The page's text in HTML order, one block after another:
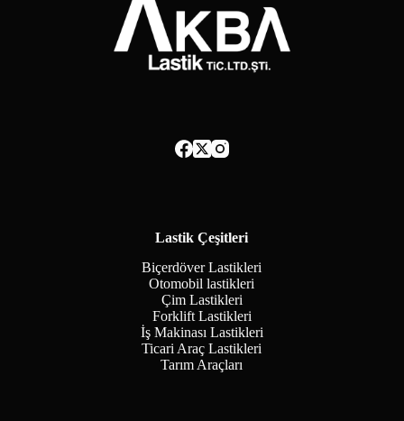
Lastik Çeşitleri
Biçerdöver Lastikleri
Otomobil lastikleri
Çim Lastikleri
Forklift Lastikleri
İş Makinası Lastikleri
Ticari Araç Lastikleri
Tarım Araçları